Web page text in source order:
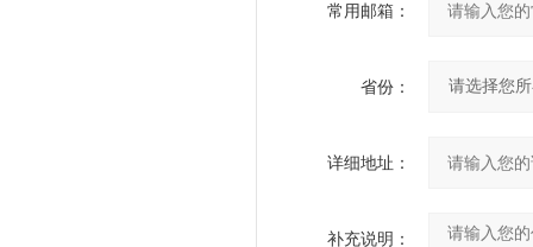
常用邮箱：
省份：
详细地址：
补充说明：